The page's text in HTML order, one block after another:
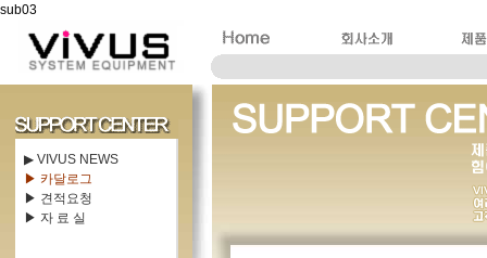
sub03
▶ VIVUS NEWS
▶ 카달로그
▶ 견적요청
▶ 자 료 실